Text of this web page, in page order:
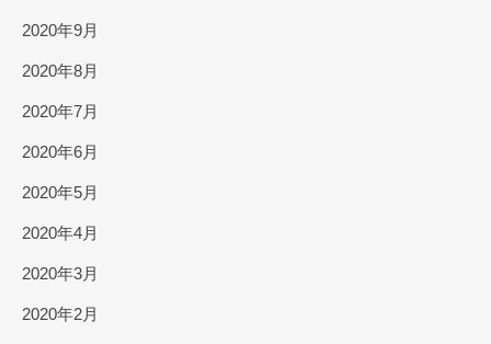
2020年9月
2020年8月
2020年7月
2020年6月
2020年5月
2020年4月
2020年3月
2020年2月